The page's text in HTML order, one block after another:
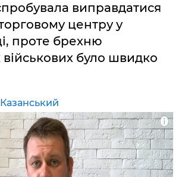
виправдатися
центру у
проте брехню
військових було швидко